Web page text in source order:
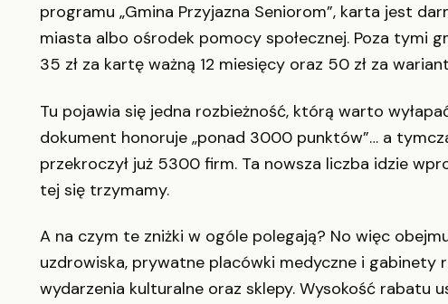
programu „Gmina Przyjazna Seniorom”, karta jest
miasta albo ośrodek pomocy społecznej. Poza tymi
35 zł za kartę ważną 12 miesięcy oraz 50 zł za
Tu pojawia się jedna rozbieżność, którą warto
dokument honoruje „ponad 3000 punktów”… a
przekroczył już 5300 firm. Ta nowsza liczba idzie
tej się trzymamy.
A na czym te zniżki w ogóle polegają? No więc
uzdrowiska, prywatne placówki medyczne i gabinety
wydarzenia kulturalne oraz sklepy. Wysokość rabatu